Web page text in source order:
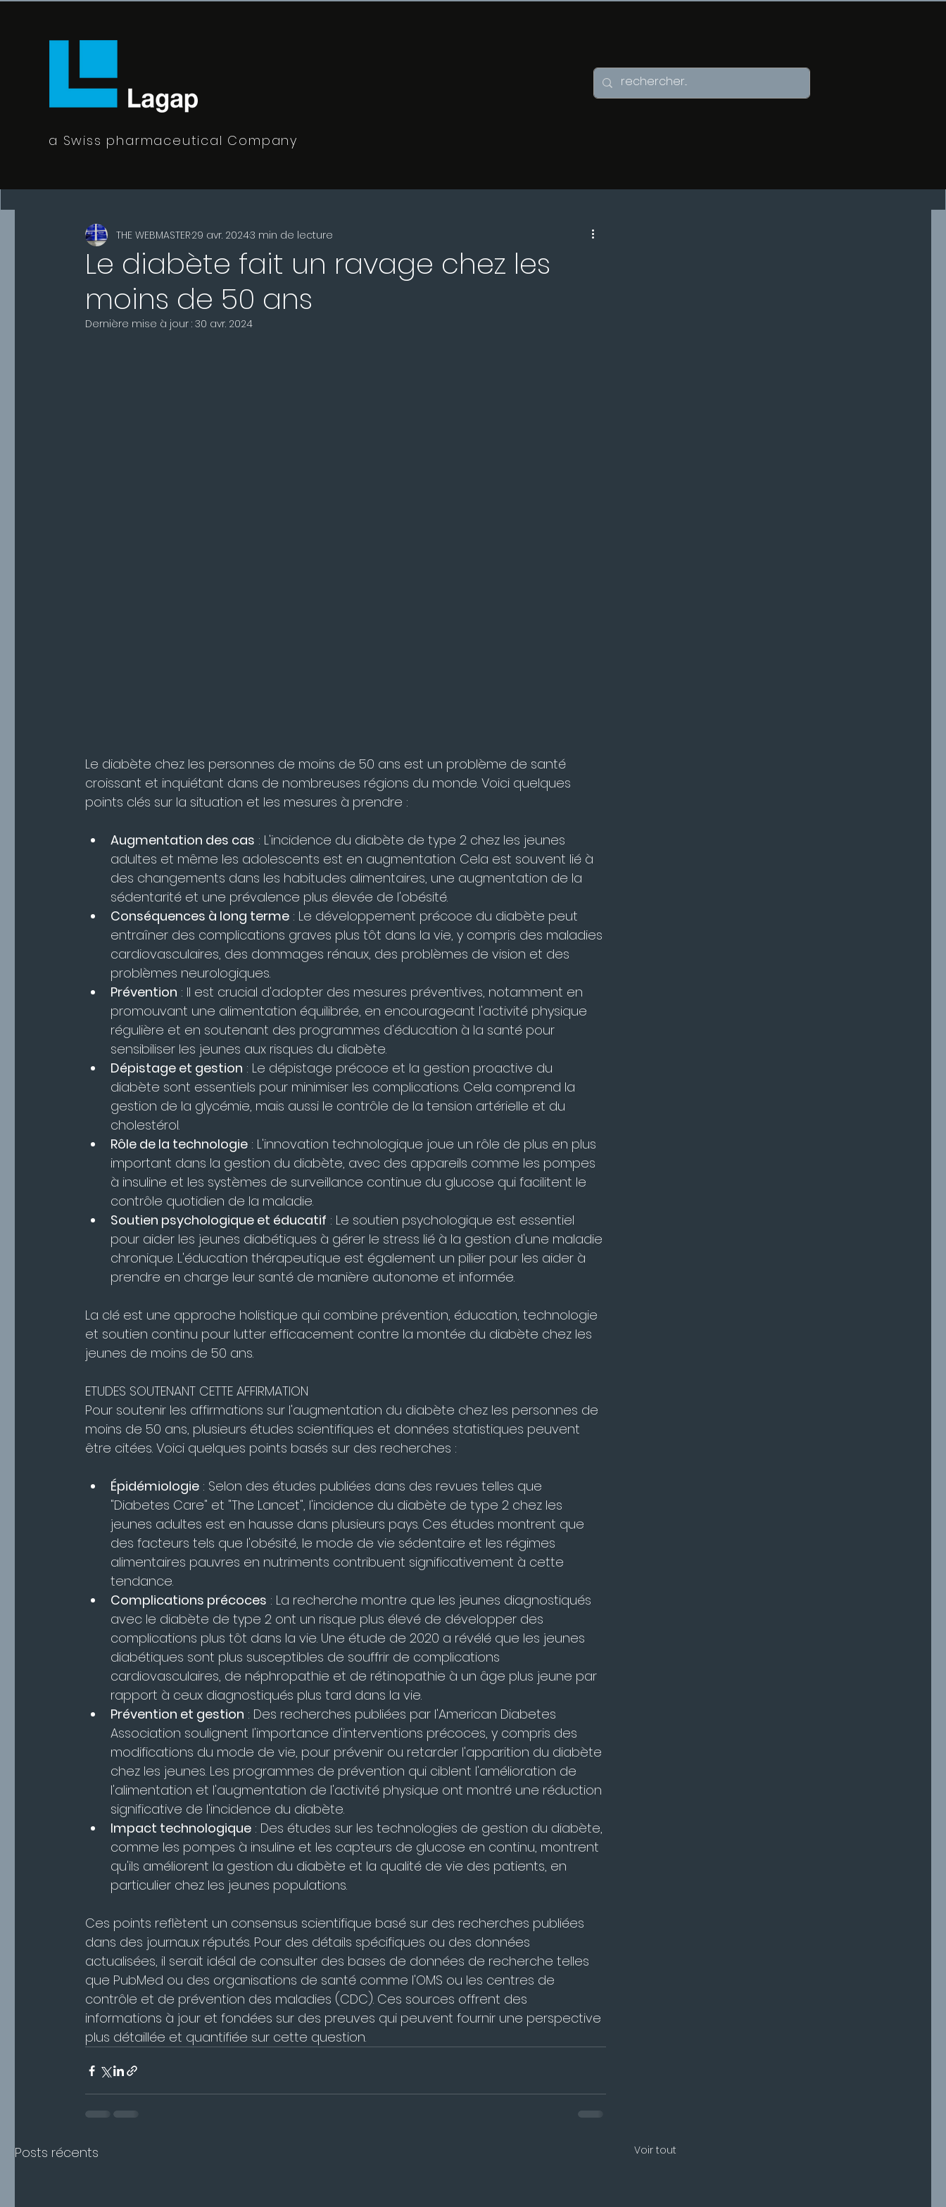
a Swiss pharmaceutical Company
Le diabète fait un ravage chez les
moins de 50 ans
THE WEBMASTER29 avr. 20243 min de lecture
Dernière mise à jour : 30 avr. 2024
Le diabète chez les personnes de moins de 50 ans est un problème de santé
croissant et inquiétant dans de nombreuses régions du monde. Voici quelques
points clés sur la situation et les mesures à prendre :
Augmentation des cas : L'incidence du diabète de type 2 chez les jeunes
adultes et même les adolescents est en augmentation. Cela est souvent lié à
des changements dans les habitudes alimentaires, une augmentation de la
sédentarité et une prévalence plus élevée de l'obésité.
Conséquences à long terme : Le développement précoce du diabète peut
entraîner des complications graves plus tôt dans la vie, y compris des maladies
cardiovasculaires, des dommages rénaux, des problèmes de vision et des
problèmes neurologiques.
Prévention : Il est crucial d'adopter des mesures préventives, notamment en
promouvant une alimentation équilibrée, en encourageant l'activité physique
régulière et en soutenant des programmes d'éducation à la santé pour
sensibiliser les jeunes aux risques du diabète.
Dépistage et gestion : Le dépistage précoce et la gestion proactive du
diabète sont essentiels pour minimiser les complications. Cela comprend la
gestion de la glycémie, mais aussi le contrôle de la tension artérielle et du
cholestérol.
Rôle de la technologie : L'innovation technologique joue un rôle de plus en plus
important dans la gestion du diabète, avec des appareils comme les pompes
à insuline et les systèmes de surveillance continue du glucose qui facilitent le
contrôle quotidien de la maladie.
Soutien psychologique et éducatif : Le soutien psychologique est essentiel
pour aider les jeunes diabétiques à gérer le stress lié à la gestion d'une maladie
chronique. L'éducation thérapeutique est également un pilier pour les aider à
prendre en charge leur santé de manière autonome et informée.
La clé est une approche holistique qui combine prévention, éducation, technologie
et soutien continu pour lutter efficacement contre la montée du diabète chez les
jeunes de moins de 50 ans.
ETUDES SOUTENANT CETTE AFFIRMATION
Pour soutenir les affirmations sur l'augmentation du diabète chez les personnes de
moins de 50 ans, plusieurs études scientifiques et données statistiques peuvent
être citées. Voici quelques points basés sur des recherches :
Épidémiologie : Selon des études publiées dans des revues telles que
"Diabetes Care" et "The Lancet", l'incidence du diabète de type 2 chez les
jeunes adultes est en hausse dans plusieurs pays. Ces études montrent que
des facteurs tels que l'obésité, le mode de vie sédentaire et les régimes
alimentaires pauvres en nutriments contribuent significativement à cette
tendance.
Complications précoces : La recherche montre que les jeunes diagnostiqués
avec le diabète de type 2 ont un risque plus élevé de développer des
complications plus tôt dans la vie. Une étude de 2020 a révélé que les jeunes
diabétiques sont plus susceptibles de souffrir de complications
cardiovasculaires, de néphropathie et de rétinopathie à un âge plus jeune par
rapport à ceux diagnostiqués plus tard dans la vie.
Prévention et gestion : Des recherches publiées par l'American Diabetes
Association soulignent l'importance d'interventions précoces, y compris des
modifications du mode de vie, pour prévenir ou retarder l'apparition du diabète
chez les jeunes. Les programmes de prévention qui ciblent l'amélioration de
l'alimentation et l'augmentation de l'activité physique ont montré une réduction
significative de l'incidence du diabète.
Impact technologique : Des études sur les technologies de gestion du diabète,
comme les pompes à insuline et les capteurs de glucose en continu, montrent
qu'ils améliorent la gestion du diabète et la qualité de vie des patients, en
particulier chez les jeunes populations.
Ces points reflètent un consensus scientifique basé sur des recherches publiées
dans des journaux réputés. Pour des détails spécifiques ou des données
actualisées, il serait idéal de consulter des bases de données de recherche telles
que PubMed ou des organisations de santé comme l'OMS ou les centres de
contrôle et de prévention des maladies (CDC). Ces sources offrent des
informations à jour et fondées sur des preuves qui peuvent fournir une perspective
plus détaillée et quantifiée sur cette question.
Posts récents Voir tout